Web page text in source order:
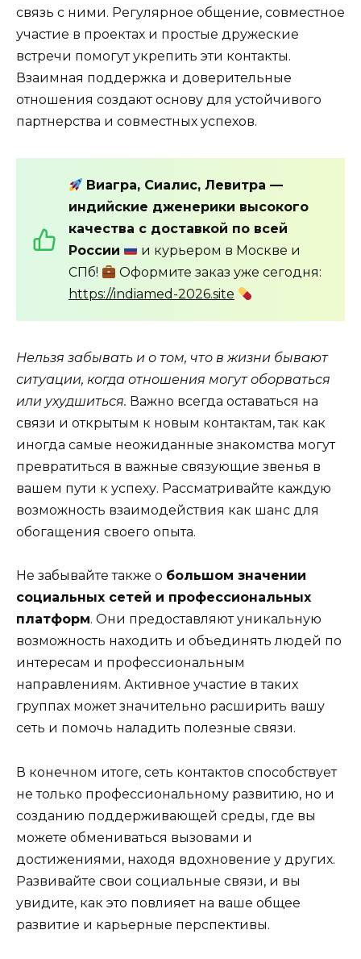
связь с ними. Регулярное общение, совместное
участие в проектах и простые дружеские
встречи помогут укрепить эти контакты.
Взаимная поддержка и доверительные
отношения создают основу для устойчивого
партнерства и совместных успехов.
Виагра, Сиалис, Левитра —
индийские дженерики высокого
качества с доставкой по всей
России
и курьером в Москве и
СПб!
Оформите заказ уже сегодня:
https://indiamed-2026.site
Нельзя забывать и о том, что в жизни бывают
ситуации, когда отношения могут оборваться
или ухудшиться. Важно всегда оставаться на
связи и открытым к новым контактам, так как
иногда самые неожиданные знакомства могут
превратиться в важные связующие звенья в
вашем пути к успеху. Рассматривайте каждую
возможность взаимодействия как шанс для
обогащения своего опыта.
Не забывайте также о большом значении
социальных сетей и профессиональных
платформ. Они предоставляют уникальную
возможность находить и объединять людей по
интересам и профессиональным
направлениям. Активное участие в таких
группах может значительно расширить вашу
сеть и помочь наладить полезные связи.
В конечном итоге, сеть контактов способствует
не только профессиональному развитию, но и
созданию поддерживающей среды, где вы
можете обмениваться вызовами и
достижениями, находя вдохновение у других.
Развивайте свои социальные связи, и вы
увидите, как это повлияет на ваше общее
развитие и карьерные перспективы.